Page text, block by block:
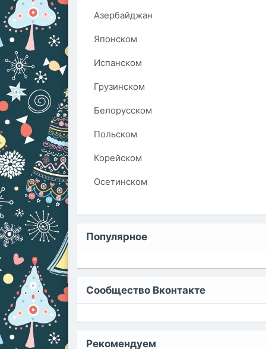
Азербайджан
Японском
Испанском
Грузинском
Белорусском
Польском
Корейском
Осетинском
Популярное
Сообщество Вконтакте
Рекомендуем